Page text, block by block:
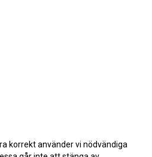
korrekt använder vi nödvändiga